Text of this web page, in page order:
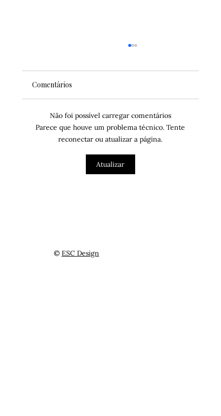
Os 12 melhores lugares para comer
Ramen em NYC
Comentários
Não foi possível carregar comentários
Parece que houve um problema técnico. Tente
reconectar ou atualizar a página.
Atualizar
© ESC Design